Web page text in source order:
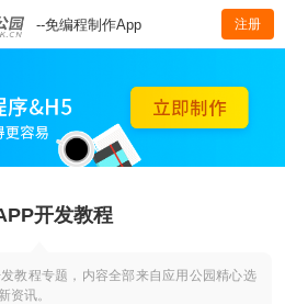
--免编程制作App 注册
开发教程
教程专题，内容全部来自应用公园精心选
资讯。